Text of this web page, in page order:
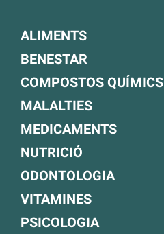
ALIMENTS
BENESTAR
COMPOSTOS QUÍMICS
MALALTIES
MEDICAMENTS
NUTRICIÓ
ODONTOLOGIA
VITAMINES
PSICOLOGIA